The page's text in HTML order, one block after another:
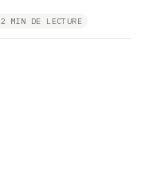
2 MIN DE LECTURE